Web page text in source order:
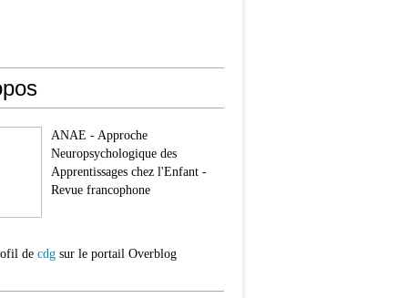
ANAE - Approche
Neuropsychologique des
Apprentissages chez l'Enfant -
Revue francophone
de cdg sur le portail Overblog